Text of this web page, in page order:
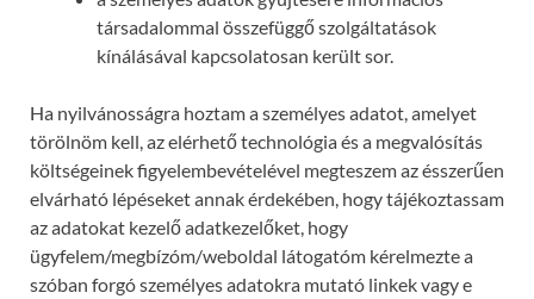
társadalommal összefüggő szolgáltatások
kínálásával kapcsolatosan került sor.
Ha nyilvánosságra hoztam a személyes adatot, amelyet
törölnöm kell, az elérhető technológia és a megvalósítás
költségeinek figyelembevételével megteszem az ésszerűen
elvárható lépéseket annak érdekében, hogy tájékoztassam
az adatokat kezelő adatkezelőket, hogy
ügyfelem/megbízóm/weboldal látogatóm kérelmezte a
szóban forgó személyes adatokra mutató linkek vagy e